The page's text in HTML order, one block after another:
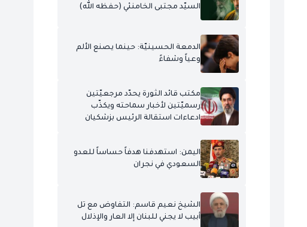
السيّد مجتبى الخامنئي (حفظه الله)
الدمعة الحسينيّة: حينما يصنع الألم
وعياً وشفاءً
مكتب قائد الثورة يحدّد مرجعيّتين
رسميّتين لأخبار سماحته ويكذّب
ادعاءات استقالة الرئيس بزشكيان
اليمن: استهدفنا هدفاً حساساً للعدو
السعودي في نجران
الشيخ نعيم قاسم: التفاوض مع تل
أبيب لا يجني للبنان إلا العار والإذلال